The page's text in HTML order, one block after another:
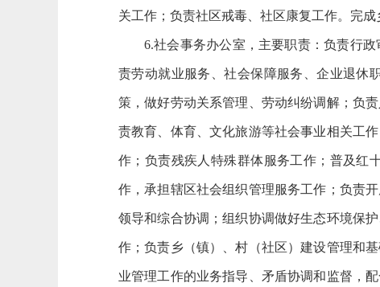
关工作；负责社区戒毒、社区康复工作。完成
6.社会事务办公室，主要职责：负责行
责劳动就业服务、社会保障服务、企业退休
策，做好劳动关系管理、劳动纠纷调解；负
责教育、体育、文化旅游等社会事业相关工
作；负责残疾人特殊群体服务工作；普及红
作，承担辖区社会组织管理服务工作；负责
领导和综合协调；组织协调做好生态环境保
作；负责乡（镇）、村（社区）建设管理和
业管理工作的业务指导、矛盾协调和监督，